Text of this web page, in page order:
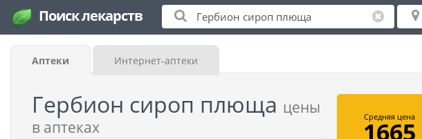
Поиск лекарств
Аптеки Интернет-аптеки
Гербион сироп плюща цены
в аптеках
Средняя цена
1665